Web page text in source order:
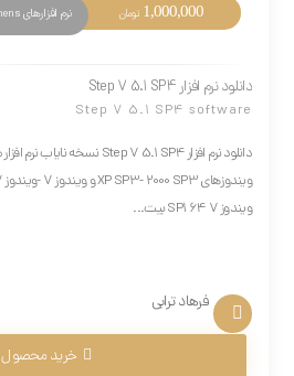
1,000,000 تومان
دانلود نرم افزار Step 7 5.1 SP4
Step 7 5.1 SP4 software
ویندوز 7 SP1 64 بیت...
فرهاد ترابی
خرید محصول